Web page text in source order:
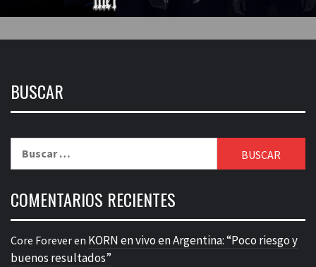
BUSCAR
COMENTARIOS RECIENTES
Core Foreveren KORN en vivo en Argentina: “Poco riesgo y
buenos resultados”